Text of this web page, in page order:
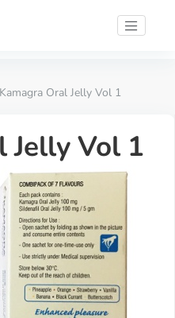
Oral Jelly Vol 1
Jelly Vol 1